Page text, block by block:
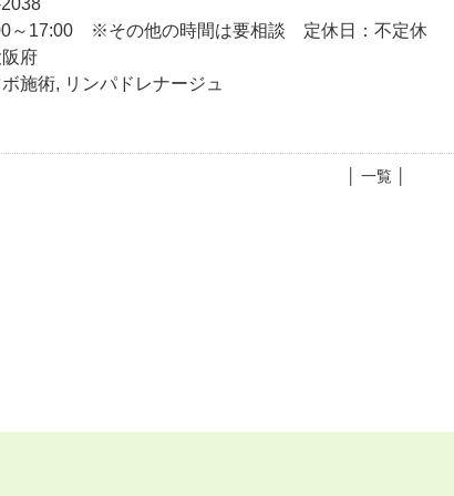
～17:00 ※その他の時間は要相談 定休日：不定休
府
施術, リンパドレナージュ
│ 一覧 │